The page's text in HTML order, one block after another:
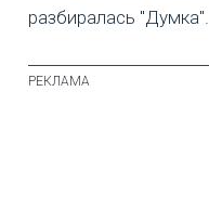
разбиралась "Думка".